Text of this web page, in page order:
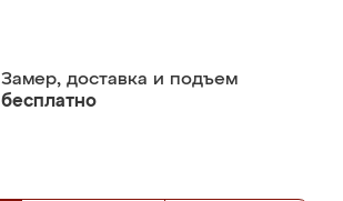
Замер, доставка и подъем
бесплатно